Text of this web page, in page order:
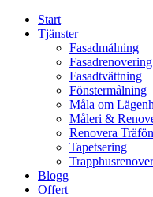
Start
Tjänster
Fasadmålning
Fasadtvättning
Fönstermålning
Måla om
Måleri &
Renovera
Tapetsering
Blogg
Offert